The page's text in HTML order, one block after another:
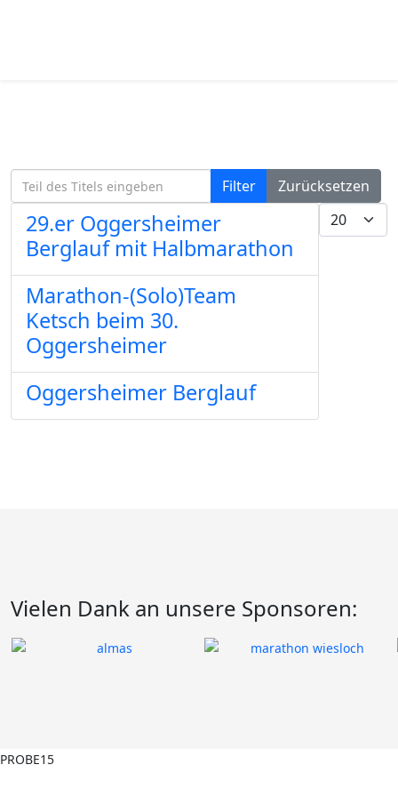
Teil des Titels eingeben Filter Zurücksetzen
Anzeige #
29.er Oggersheimer
Berglauf mit Halbmarathon
Marathon-(Solo)Team
Ketsch beim 30.
Oggersheimer
Oggersheimer Berglauf
Vielen Dank an unsere Sponsoren: